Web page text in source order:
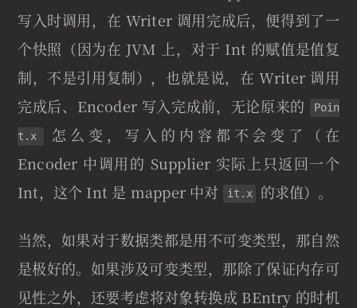
写入时调用，在 Writer 调用完成后，便得到了一
个快照（因为在 JVM 上，对于 Int 的赋值是值复
制，不是引用复制），也就是说，在 Writer 调用
完成后、Encoder 写入完成前，无论原来的
Poin
t.x
怎么变，写入的内容都不会变了（在
Encoder 中调用的 Supplier 实际上只返回一个
Int，这个 Int 是 mapper 中对
it.x 的求值）。
当然，如果对于数据类都是用不可变类型，那自然
是极好的。如果涉及可变类型，那除了保证内存可
见性之外，还要考虑将对象转换成 BEntry 的时机